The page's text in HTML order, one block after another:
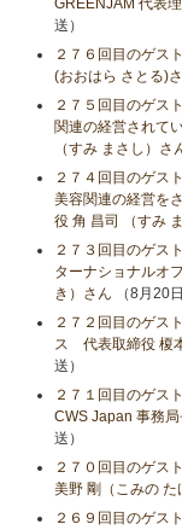
GREENJAM 代表
送）
２７６回目のゲス
(おおはら さとる)
２７５回目のゲス
関連の経営されて
（すみ まさし）さ
２７４回目のゲス
美容関連の経営を
役 角 昌司 （すみ
２７３回目のゲス
ターナショナルオ
き）さん （8月20
２７２回目のゲス
ス 代表取締役 榎
送）
２７１回目のゲス
CWS Japan 事務
送）
２７０回目のゲス
美野 剛（こみの た
２６９回目のゲス